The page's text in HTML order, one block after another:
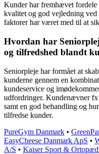
Kunder har fremhævet fordele
kvalitet og god vejledning
faktorer har været med til at
Hvordan har
og tilfredshed blandt
Seniorpleje har formået at
kunderne gennem en
kundeservice og
udfordringer. Kundenævner fx
samt en god behandling og
tilfredse kunder.
PureGym Danmark •
EasyCheese Danmark ApS •
A/S • Kaiser Sport &